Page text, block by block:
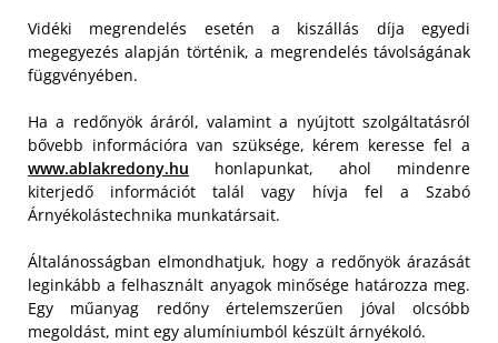
Vidéki megrendelés esetén a kiszállás díja egyedi
megegyezés alapján történik, a megrendelés távolságának
függvényében.
Ha a redőnyök áráról, valamint a nyújtott szolgáltatásról
bővebb információra van szüksége, kérem keresse fel a
www.ablakredony.hu honlapunkat, ahol mindenre
kiterjedő információt talál vagy hívja fel a Szabó
Árnyékolástechnika munkatársait.
Általánosságban elmondhatjuk, hogy a redőnyök árazását
leginkább a felhasznált anyagok minősége határozza meg.
Egy műanyag redőny értelemszerűen jóval olcsóbb
megoldást, mint egy alumíniumból készült árnyékoló.